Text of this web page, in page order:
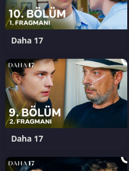
Daha 17
Daha 17